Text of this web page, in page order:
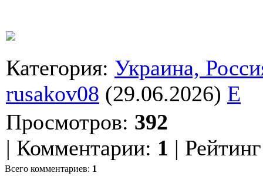
Категория: Украина,
rusakov08 (29.06.2026) E
Просмотров: 392
| Комментарии: 1 | Рейтинг
Всего комментариев: 1